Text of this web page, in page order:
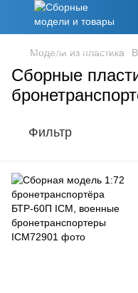
Модели из пластика
Сборные
Фильтр